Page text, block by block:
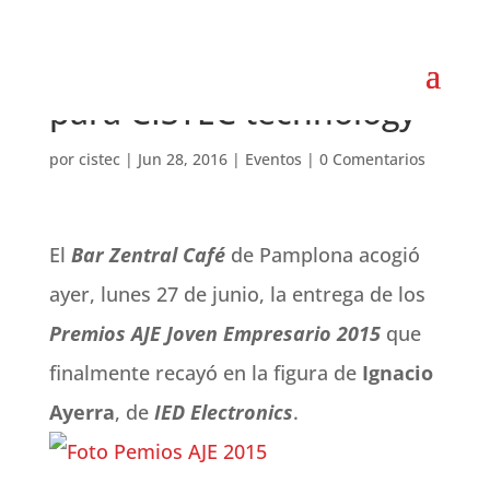
para CISTEC technology
por cistec| Jun 28, 2016| Eventos | 0 Comentarios
El Bar Zentral Caféde Pamplona acogió
ayer, lunes 27 de junio, la entrega de los
Premios AJE Joven Empresario 2015 que
finalmente recayó en la figura deIgnacio
Ayerra, deIED Electronics.